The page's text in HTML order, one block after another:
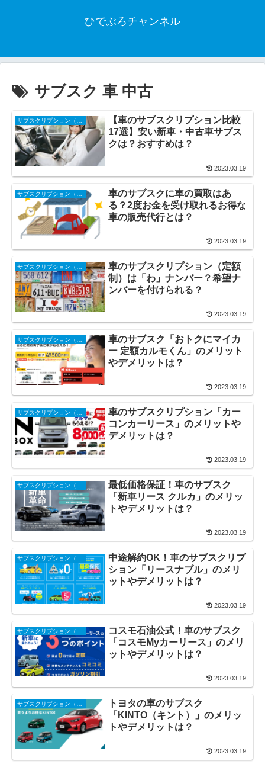
ひでぶろチャンネル
サブスク 車 中古
サブスクリプション（サブスク・定額制）
【車のサブスクリプション比較
17選】安い新車・中古車サブス
クは？おすすめは？
2023.03.19
車のサブスクに車の買取はあ
る？2度お金を受け取れるお得な
車の販売代行とは？
2023.03.19
車のサブスクリプション（定額
制）は「わ」ナンバー？希望ナ
ンバーを付けられる？
2023.03.19
車のサブスク「おトクにマイカ
ー 定額カルモくん」のメリット
やデメリットは？
2023.03.19
車のサブスクリプション「カー
コンカーリース」のメリットや
デメリットは？
2023.03.19
最低価格保証！車のサブスク
「新車リース クルカ」のメリッ
トやデメリットは？
2023.03.19
中途解約OK！車のサブスクリプ
ション「リースナブル」のメリ
ットやデメリットは？
2023.03.19
コスモ石油公式！車のサブスク
「コスモMyカーリース」のメリ
ットやデメリットは？
2023.03.19
トヨタの車のサブスク
「KINTO（キント）」のメリッ
トやデメリットは？
2023.03.19